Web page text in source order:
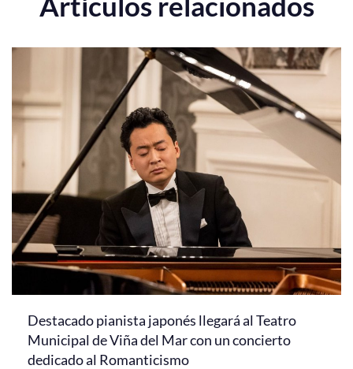
Destacado pianista japonés llegará al Teatro
Municipal de Viña del Mar con un concierto
dedicado al Romanticismo